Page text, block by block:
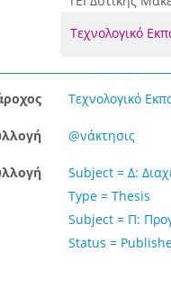
Τεχνολογικό
Τεχνολογικό
@νάκτησις
Subject = Δ:
Type = Thesis
Subject = Π:
Status =